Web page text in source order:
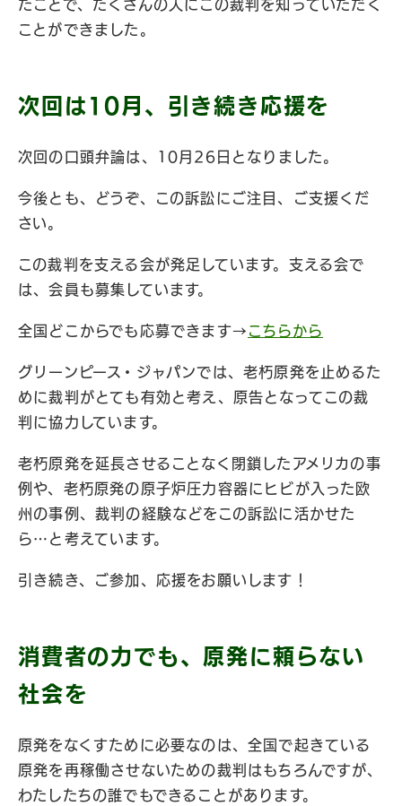
たことで、たくさんの人にこの裁判を知っていただく
ことができました。
次回は10月、引き続き応援を
次回の口頭弁論は、10月26日となりました。
今後とも、どうぞ、この訴訟にご注目、ご支援くだ
さい。
この裁判を支える会が発足しています。支える会で
は、会員も募集しています。
全国どこからでも応募できます→ こちらから
グリーンピース・ジャパンでは、老朽原発を止めるた
めに裁判がとても有効と考え、原告となってこの裁
判に協力しています。
老朽原発を延長させることなく閉鎖したアメリカの事
例や、老朽原発の原子炉圧力容器にヒビが入った欧
州の事例、裁判の経験などをこの訴訟に活かせた
ら…と考えています。
引き続き、ご参加、応援をお願いします！
消費者の力でも、原発に頼らない
社会を
原発をなくすために必要なのは、全国で起きている
原発を再稼働させないための裁判はもちろんですが、
わたしたちの誰でもできることがあります。